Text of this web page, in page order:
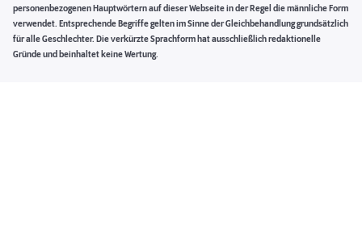
personenbezogenen Hauptwörtern auf dieser Webseite in der Regel die männliche Form
verwendet. Entsprechende Begriffe gelten im Sinne der Gleichbehandlung grundsätzlich
für alle Geschlechter. Die verkürzte Sprachform hat ausschließlich redaktionelle
Gründe und beinhaltet keine Wertung.